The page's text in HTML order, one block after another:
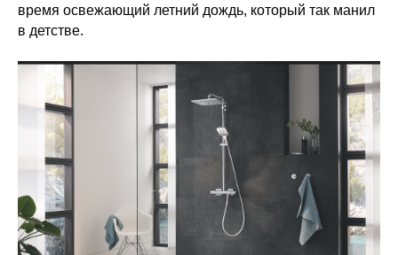
время освежающий летний дождь, который так манил
в детстве.